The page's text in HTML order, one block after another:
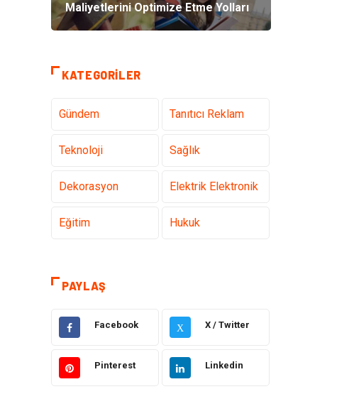
Maliyetlerini Optimize Etme Yolları
KATEGORILER
Gündem Tanıtıcı Reklam
Teknoloji Sağlık
Dekorasyon Elektrik Elektronik
Eğitim Hukuk
Taşımacılık
PAYLAŞ
Facebook X X / Twitter
Pinterest Linkedin